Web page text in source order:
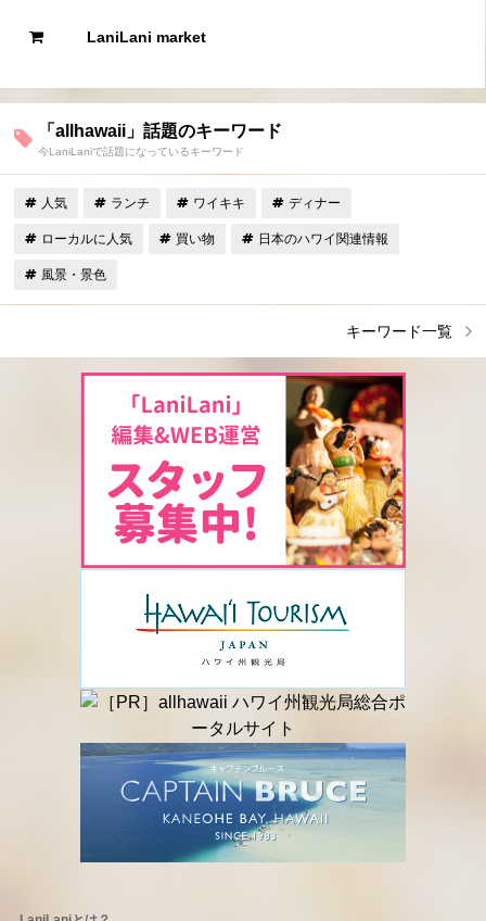
LaniLani market
「allhawaii」話題のキーワード
今LaniLaniで話題になっているキーワード
人気 ランチ ワイキキ ディナー
ローカルに人気 買い物 日本のハワイ関連情報
風景・景色
キーワード一覧